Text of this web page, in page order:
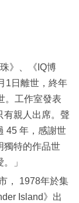
》、《IQ博
1日離世，終年
。工作室發表
有親人出席。聲
45 年，感謝世
獨特的作品世
」
， 1978年於集
Island》出